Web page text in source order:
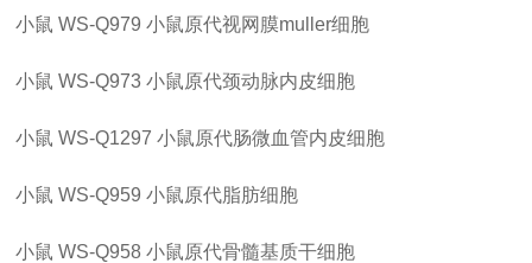
小鼠 WS-Q979 小鼠原代视网膜muller细胞
小鼠 WS-Q973 小鼠原代颈动脉内皮细胞
小鼠 WS-Q1297 小鼠原代肠微血管内皮细胞
小鼠 WS-Q959 小鼠原代脂肪细胞
小鼠 WS-Q958 小鼠原代骨髓基质干细胞